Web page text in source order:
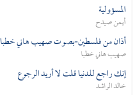
المسؤولية
أيمن صيدح
أذان من فلسطين-بصوت صهيب هاني خطبا
صهيب هاني خطبا
إنك راجع للدنيا قلت لا أريد الرجوع
خالد الراشد